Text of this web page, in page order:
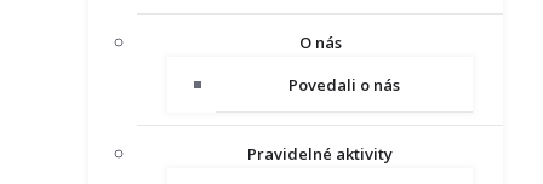
O nás
Povedali o nás
Pravidelné aktivity